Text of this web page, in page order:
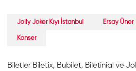
Jolly Joker Kıyı İstanbul Ersay Üner
Konser
Biletler Biletix, Bubilet, Biletinial ve